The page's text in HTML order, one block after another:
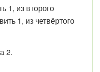
1, из второго
1, из четвёртого
2.